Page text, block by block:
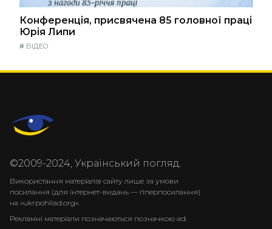
Конференція, присвячена 85 головної праці
Юрія Липи
# ВІДЕО
©2009-2024, Український погляд.
Використання матеріалів сайту лише за умови
посилання (для інтернет-видань — гіперпосилання)
на «ukrpohliad.org».
Рекламні матеріали позначаються позначкою ad.